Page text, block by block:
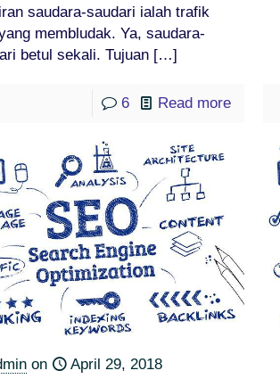
saudara-saudari ialah trafik
membludak. Ya, saudara-
betul sekali. Tujuan […]
6 Read more
on April 29, 2018